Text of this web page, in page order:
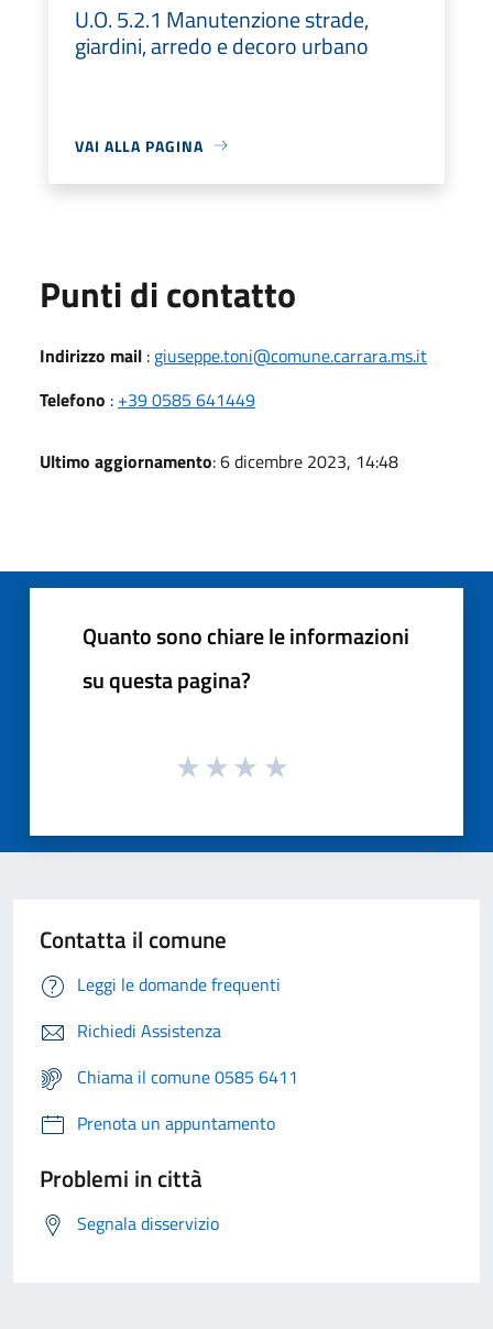
U.O. 5.2.1 Manutenzione strade,
giardini, arredo e decoro urbano
VAI ALLA PAGINA
Punti di contatto
Indirizzo mail : giuseppe.toni@comune.carrara.ms.it
Telefono : +39 0585 641449
Ultimo aggiornamento: 6 dicembre 2023, 14:48
Quanto sono chiare le informazioni
su questa pagina?
Contatta il comune
Leggi le domande frequenti
Richiedi Assistenza
Chiama il comune 0585 6411
Prenota un appuntamento
Problemi in città
Segnala disservizio